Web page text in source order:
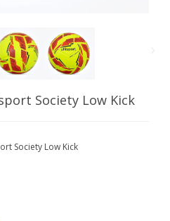
Society Low Kick
Society Low Kick